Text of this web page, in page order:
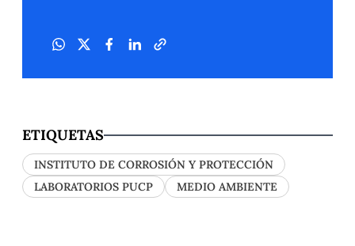
ETIQUETAS
INSTITUTO DE CORROSIÓN Y PROTECCIÓN
LABORATORIOS PUCP
MEDIO AMBIENTE